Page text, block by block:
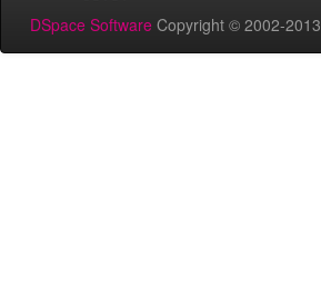
DSpace Software Copyright © 2002-2013